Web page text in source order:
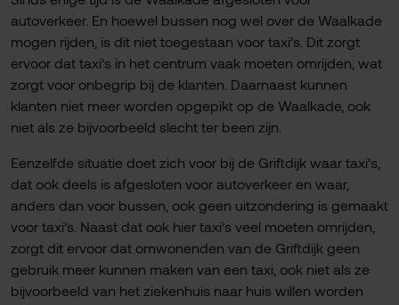
autoverkeer. En hoewel bussen nog wel over de Waalkade
mogen rijden, is dit niet toegestaan voor taxi’s. Dit zorgt
ervoor dat taxi’s in het centrum vaak moeten omrijden, wat
zorgt voor onbegrip bij de klanten. Daarnaast kunnen
klanten niet meer worden opgepikt op de Waalkade, ook
niet als ze bijvoorbeeld slecht ter been zijn.
Eenzelfde situatie doet zich voor bij de Griftdijk waar taxi’s,
dat ook deels is afgesloten voor autoverkeer en waar,
anders dan voor bussen, ook geen uitzondering is gemaakt
voor taxi’s. Naast dat ook hier taxi’s veel moeten omrijden,
zorgt dit ervoor dat omwonenden van de Griftdijk geen
gebruik meer kunnen maken van een taxi, ook niet als ze
bijvoorbeeld van het ziekenhuis naar huis willen worden